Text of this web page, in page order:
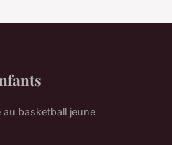
au basketball jeune